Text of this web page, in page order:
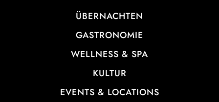
ÜBERNACHTEN
GASTRONOMIE
WELLNESS & SPA
KULTUR
EVENTS & LOCATIONS